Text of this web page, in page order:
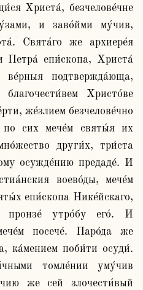
Христа́, безчелове́чне
и заво́йми му́чив,
Свята́го же архиере́я
Петра́ епи́скопа, Христа́
подтвержда́юща,
Христо́ве
же́злием безчелове́чно
сих мече́м святы́я их
други́х, три́ста
осужде́нию предаде́. И
воево́ды, мече́м
епи́скопа Нике́йскаго,
пронзе́ утро́бу его́. И
посече́. Паро́да же
ка́мением поби́ти осуди́.
томле́нии уму́чив
же сей злочести́вый